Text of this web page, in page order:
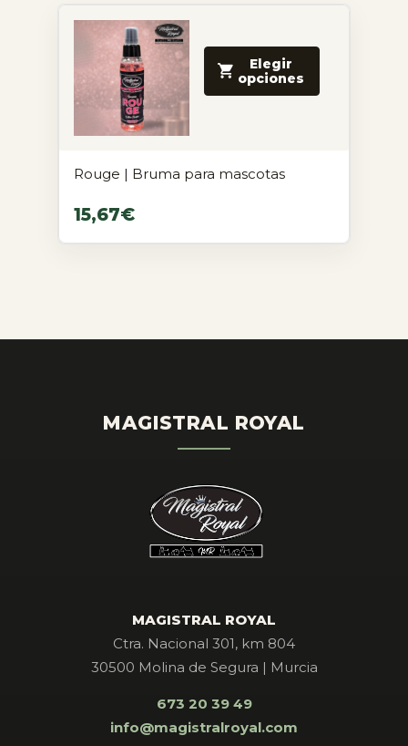
Elegir
opciones
Rouge | Bruma para mascotas
15,67€
MAGISTRAL ROYAL
MAGISTRAL ROYAL
Ctra. Nacional 301, km 804
30500 Molina de Segura | Murcia
673 20 39 49
info@magistralroyal.com